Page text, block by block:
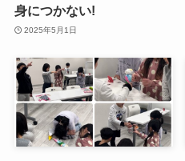
身につかない!
2025年5月1日